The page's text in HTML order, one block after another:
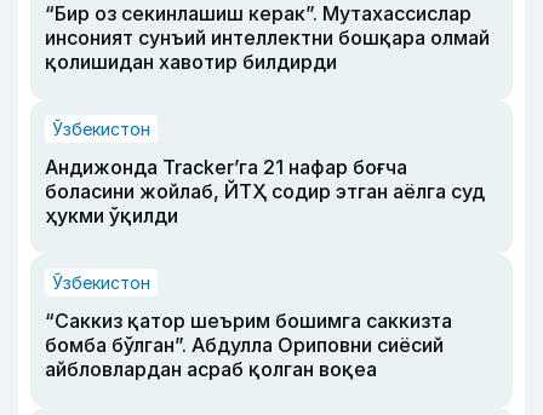
“Бир оз секинлашиш керак”. Мутахассислар
инсоният сунъий интеллектни бошқара олмай
қолишидан хавотир билдирди
Ўзбекистон
Андижонда Tracker’га 21 нафар боғча
боласини жойлаб, ЙТҲ содир этган аёлга суд
ҳукми ўқилди
Ўзбекистон
“Саккиз қатор шеърим бошимга саккизта
бомба бўлган”. Абдулла Ориповни сиёсий
айбловлардан асраб қолган воқеа